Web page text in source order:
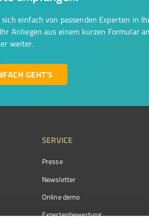
sich einfach von passenden Experten in
Anliegen aus einem kurzen Formular
weiter.
GEHT'S
SERVICE
Presse
Newsletter
Online demo
Expertenbewertung
/
5,00